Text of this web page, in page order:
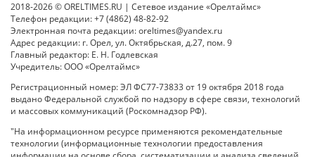
2018-2026 © ORELTIMES.RU | Сетевое издание «Орелтаймс»
Телефон редакции: +7 (4862) 48-82-92
Электронная почта редакции: oreltimes@yandex.ru
Адрес редакции: г. Орел, ул. Октябрьская, д.27, пом. 9
Главный редактор: Е. Н. Годлевская
Учредитель: ООО «Орелтаймс»
Регистрационный номер: ЭЛ ФС77-73833 от 19 октября 2018 года
выдано Федеральной службой по надзору в сфере связи, технологий
и массовых коммуникаций (Роскомнадзор РФ).
"На информационном ресурсе применяются рекомендательные
технологии (информационные технологии предоставления